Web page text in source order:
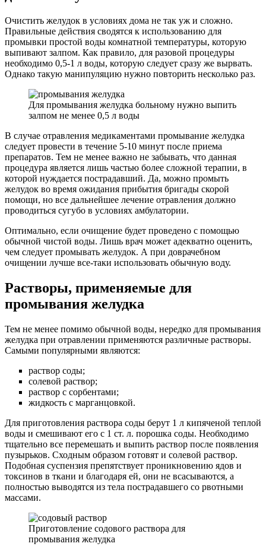
Очистить желудок в условиях дома не так уж и сложно.
Правильные действия сводятся к использованию для
промывки простой воды комнатной температуры, которую
выпивают залпом. Как правило, для разовой процедуры
необходимо 0,5-1 л воды, которую следует сразу же вырвать.
Однако такую манипуляцию нужно повторить несколько раз.
Для промывания желудка больному нужно выпить
залпом не менее 0,5 л воды
В случае отравления медикаментами промывание желудка
следует провести в течение 5-10 минут после приема
препаратов. Тем не менее важно не забывать, что данная
процедура является лишь частью более сложной терапии, в
которой нуждается пострадавший. Да, можно промыть
желудок во время ожидания прибытия бригады скорой
помощи, но все дальнейшее лечение отравления должно
проводиться сугубо в условиях амбулатории.
Оптимально, если очищение будет проведено с помощью
обычной чистой воды. Лишь врач может адекватно оценить,
чем следует промывать желудок. А при доврачебном
очищении лучше все-таки использовать обычную воду.
Растворы, применяемые для
промывания желудка
Тем не менее помимо обычной воды, нередко для промывания
желудка при отравлении применяются различные растворы.
Самыми популярными являются:
раствор соды;
солевой раствор;
раствор с сорбентами;
жидкость с марганцовкой.
Для приготовления раствора соды берут 1 л кипяченой теплой
воды и смешивают его с 1 ст. л. порошка соды. Необходимо
тщательно все перемешать и выпить раствор после появления
пузырьков. Сходным образом готовят и солевой раствор.
Подобная суспензия препятствует проникновению ядов и
токсинов в ткани и благодаря ей, они не всасываются, а
полностью выводятся из тела пострадавшего со рвотными
массами.
Приготовление содового раствора для
промывания желудка